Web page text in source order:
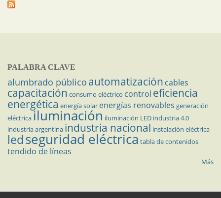
PALABRA CLAVE
alumbrado público automatización cables
capacitación consumo eléctrico control eficiencia
energética energía solar energías renovables generación
eléctricailuminación iluminación LED industria 4.0
industria argentina industria nacional instalación eléctrica
ledseguridad eléctrica tabla de contenidos
tendido de líneas
Más